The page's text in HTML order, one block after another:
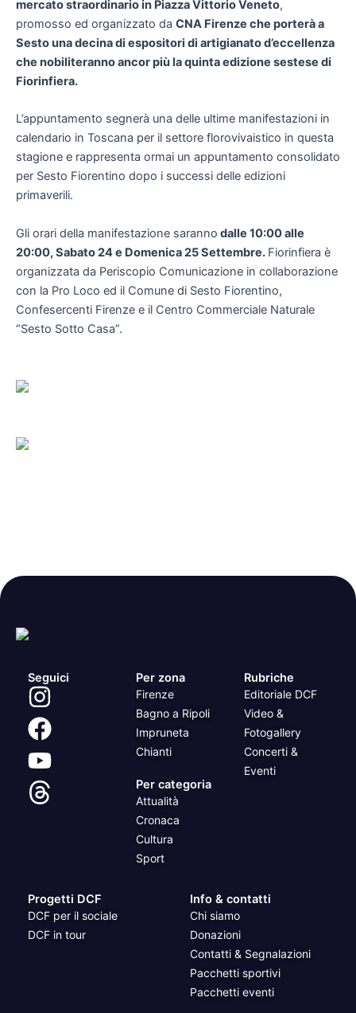
mercato straordinario in Piazza Vittorio Veneto,
promosso ed organizzato da CNA Firenze che porterà a
Sesto una decina di espositori di artigianato d’eccellenza
che nobiliteranno ancor più la quinta edizione sestese di
Fiorinfiera.
L’appuntamento segnerà una delle ultime manifestazioni in
calendario in Toscana per il settore florovivaistico in questa
stagione e rappresenta ormai un appuntamento consolidato
per Sesto Fiorentino dopo i successi delle edizioni
primaverili.
Gli orari della manifestazione saranno dalle 10:00 alle
20:00, Sabato 24 e Domenica 25 Settembre. Fiorinfiera è
organizzata da Periscopio Comunicazione in collaborazione
con la Pro Loco ed il Comune di Sesto Fiorentino,
Confesercenti Firenze e il Centro Commerciale Naturale
“Sesto Sotto Casa”.
Seguici Per zona
Firenze
Bagno a Ripoli
Impruneta
Chianti
Per categoria
Attualità
Cronaca
Cultura
Sport
Rubriche
Editoriale DCF
Video &
Fotogallery
Concerti &
Eventi
Progetti DCF
DCF per il sociale
DCF in tour
Info & contatti
Chi siamo
Donazioni
Contatti & Segnalazioni
Pacchetti sportivi
Pacchetti eventi